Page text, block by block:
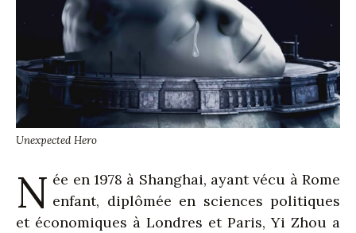
Unexpected Hero
N ée en 1978 à Shanghai, ayant vécu à Rome
enfant, diplômée en sciences politiques
et économiques à Londres et Paris, Yi Zhou a